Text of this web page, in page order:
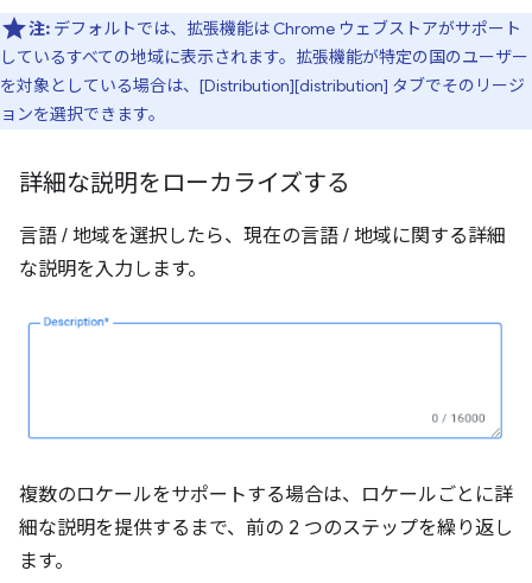
注: デフォルトでは、拡張機能は Chrome ウェブストアがサポート
しているすべての地域に表示されます。拡張機能が特定の国のユーザー
を対象としている場合は、[Distribution][distribution] タブでそのリージ
ョンを選択できます。
詳細な説明をローカライズする
言語 / 地域を選択したら、現在の言語 / 地域に関する詳細
な説明を入力します。
複数のロケールをサポートする場合は、ロケールごとに詳
細な説明を提供するまで、前の 2 つのステップを繰り返し
ます。